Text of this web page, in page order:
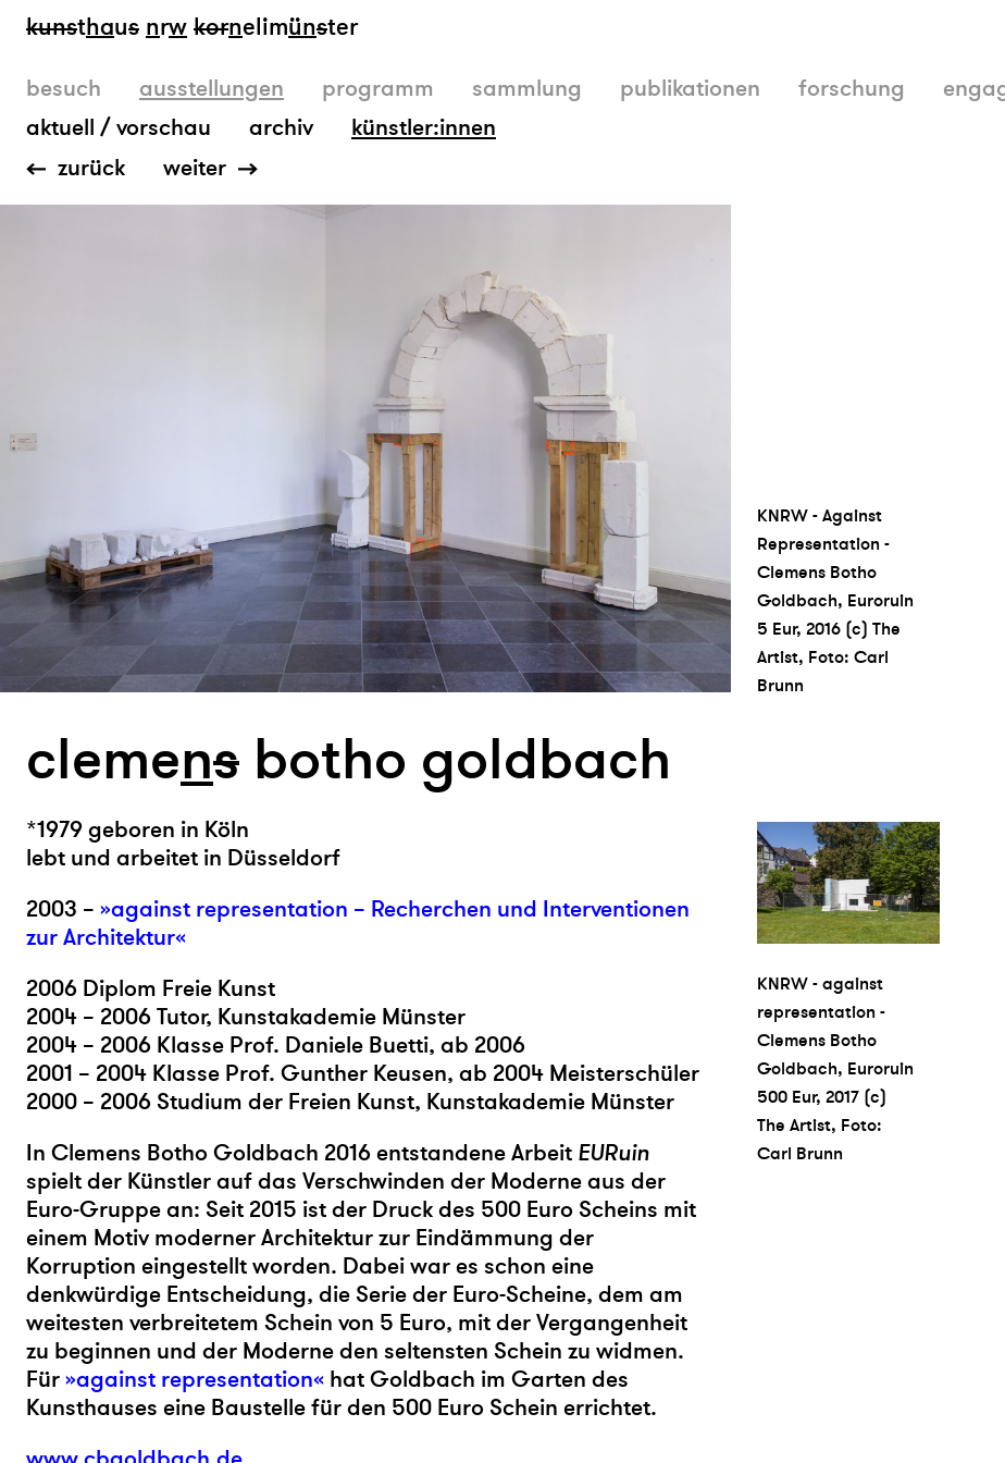
kunsthaus nrw kornelimünster
besuch
ausstellungen
aktuell / vorschau
archiv künstler:innen
programm sammlung publikationen forschung
zurück weiter
KNRW - Against
Representation -
Clemens Botho
Goldbach, Euroruin
5 Eur, 2016 (c) The
Artist, Foto: Carl
Brunn
clemens botho goldbach
KNRW - against
representation -
Clemens Botho
Goldbach, Euroruin
500 Eur, 2017 (c)
The Artist, Foto:
Carl Brunn
*1979 geboren in Köln
lebt und arbeitet in Düsseldorf
2003 – »against representation – Recherchen und Interventionen
zur Architektur«
2006 Diplom Freie Kunst
2004 – 2006 Tutor, Kunstakademie Münster
2004 – 2006 Klasse Prof. Daniele Buetti, ab 2006
2001 – 2004 Klasse Prof. Gunther Keusen, ab 2004 Meisterschüler
2000 – 2006 Studium der Freien Kunst, Kunstakademie Münster
In Clemens Botho Goldbach 2016 entstandene Arbeit EURuin
spielt der Künstler auf das Verschwinden der Moderne aus der
Euro-Gruppe an: Seit 2015 ist der Druck des 500 Euro Scheins mit
einem Motiv moderner Architektur zur Eindämmung der
Korruption eingestellt worden. Dabei war es schon eine
denkwürdige Entscheidung, die Serie der Euro-Scheine, dem am
weitesten verbreitetem Schein von 5 Euro, mit der Vergangenheit
zu beginnen und der Moderne den seltensten Schein zu widmen.
Für»against representation« hat Goldbach im Garten des
Kunsthauses eine Baustelle für den 500 Euro Schein errichtet.